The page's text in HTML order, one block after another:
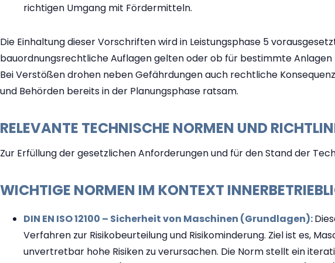
richtigen Umgang mit Fördermitteln.
Die Einhaltung dieser Vorschriften wird in Leistungsphase 5
bauordnungsrechtliche Auflagen gelten oder ob für bestimmte
Bei Verstößen drohen neben Gefährdungen auch rechtliche
und Behörden bereits in der Planungsphase ratsam.
RELEVANTE TECHNISCHE NORMEN UND
Zur Erfüllung der gesetzlichen Anforderungen und für den Stand der
WICHTIGE NORMEN IM KONTEXT
DIN EN ISO 12100 – Sicherheit von Maschinen (Grundlagen):
Verfahren zur Risikobeurteilung und Risikominderung. Ziel ist es,
unvertretbar hohe Risiken zu verursachen. Die Norm stellt ein